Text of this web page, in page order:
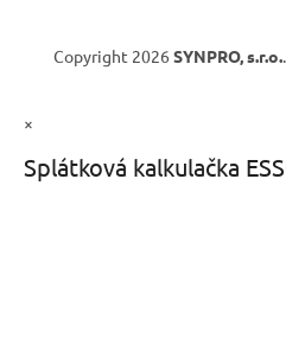
Copyright 2026 SYNPRO, s.r.o.
×
Splátková kalkulačka